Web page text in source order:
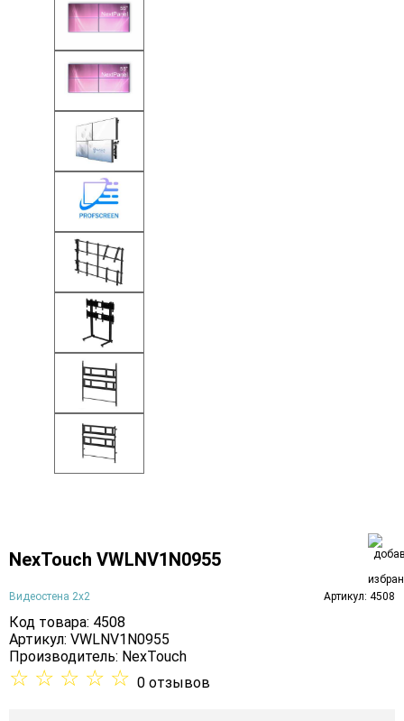
NexTouch VWLNV1N0955
Видеостена 2x2 Артикул: 4508
Код товара: 4508
Артикул: VWLNV1N0955
Производитель: NexTouch
☆ ☆ ☆ ☆ ☆ 0 отзывов